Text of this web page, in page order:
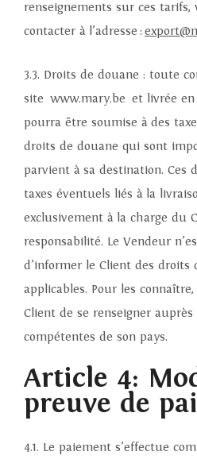
renseignements sur ces tarifs,
contacter à l’adresse :
3.3. Droits de douane : toute
site www.mary.be et livrée en
pourra être soumise à des
droits de douane qui sont
parvient à sa destination. Ces
taxes éventuels liés à la
exclusivement à la charge du
responsabilité. Le Vendeur
d’informer le Client des droits
applicables. Pour les
Client de se renseigner
compétentes de son pays.
Article 4:
preuve de
4.1. Le paiement s’effectue